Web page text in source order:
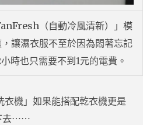
（自動冷風清新）」模
讓濕衣服不至於因為悶著忘記
時也只需要不到1元的電費。
機」如果能搭配乾衣機更是
去⋯⋯